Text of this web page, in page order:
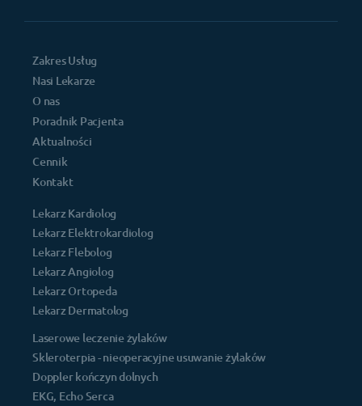
Zakres Usług
Nasi Lekarze
O nas
Poradnik Pacjenta
Aktualności
Cennik
Kontakt
Lekarz Kardiolog
Lekarz Elektrokardiolog
Lekarz Flebolog
Lekarz Angiolog
Lekarz Ortopeda
Lekarz Dermatolog
Laserowe leczenie żylaków
Skleroterpia - nieoperacyjne usuwanie żylaków
Doppler kończyn dolnych
EKG, Echo Serca